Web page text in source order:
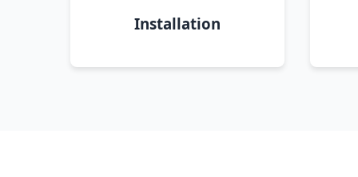
Installation